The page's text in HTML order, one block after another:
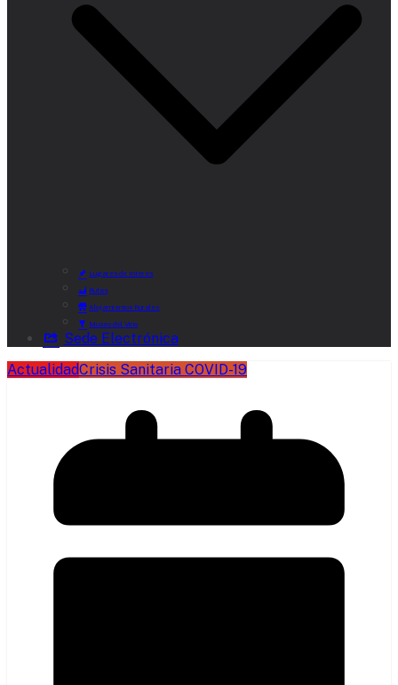
Lugares de Interés
Rutas
Alojamientos Rurales
Museo del Vino
Sede Electrónica
ActualidadCrisis Sanitaria COVID-19